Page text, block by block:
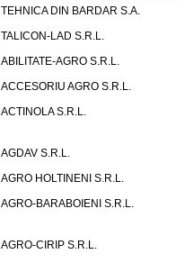
TEHNICA DIN BARDAR S.A.
TALICON-LAD S.R.L.
ABILITATE-AGRO S.R.L.
ACCESORIU AGRO S.R.L.
ACTINOLA S.R.L.
AGDAV S.R.L.
AGRO HOLTINENI S.R.L.
AGRO-BARABOIENI S.R.L.
AGRO-CIRIP S.R.L.